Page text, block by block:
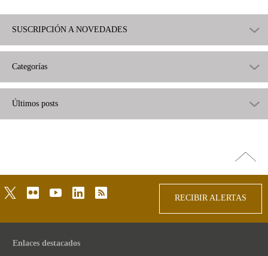
SUSCRIPCIÓN A NOVEDADES
Categorías
Últimos posts
arriba
twitterflickr youtubelinkedinrss
RECIBIR ALERTAS
Enlaces destacados